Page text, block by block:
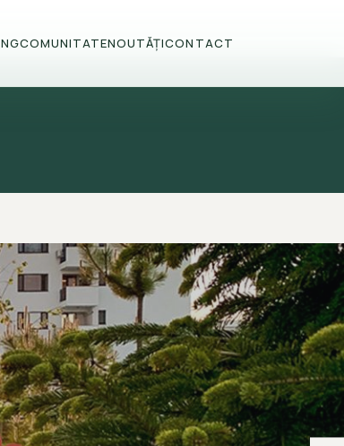
COMUNITATENOUTĂȚICONTACT